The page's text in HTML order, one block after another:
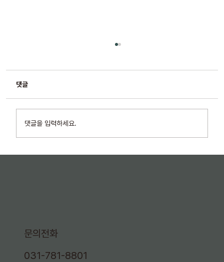
댓글
댓글을 입력하세요.
문의전화
031-781-8801